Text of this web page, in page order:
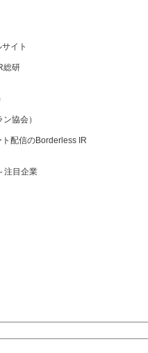
イト
総研
協会）
配信のBorderless IR
注目企業